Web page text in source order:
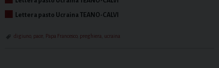
Lettera pasto Ucraina TEANO-CALVI
digiuno, pace Papa Francesco, preghiera ucraina